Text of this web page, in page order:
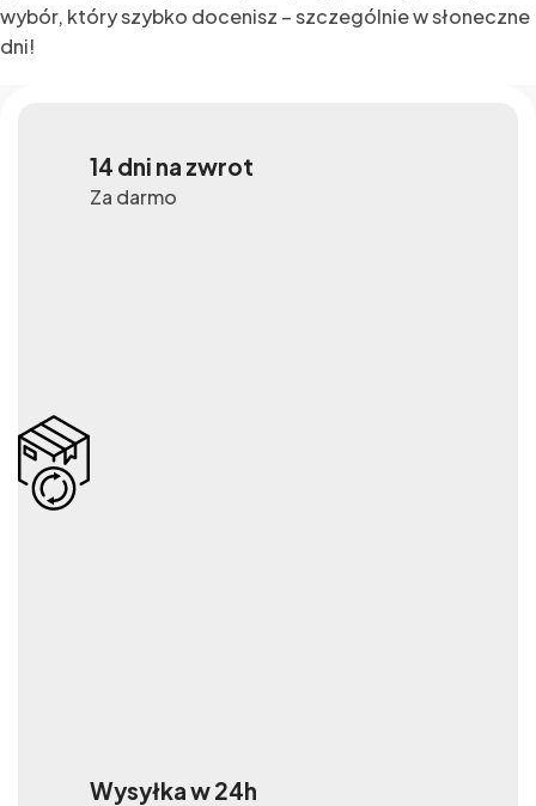
wybór, który szybko docenisz – szczególnie w słoneczne
dni!
14 dni na zwrot
Za darmo
Wysyłka w 24h